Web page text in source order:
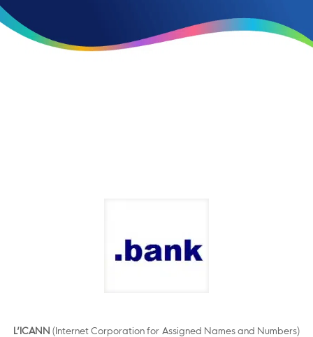
L’ICANN (Internet Corporation for Assigned Names and Numbers)